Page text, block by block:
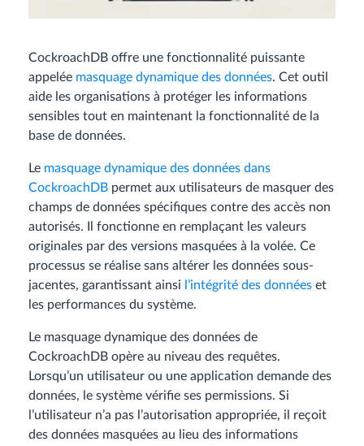
CockroachDB offre une fonctionnalité puissante
appelée masquage dynamique des données. Cet outil
aide les organisations à protéger les informations
sensibles tout en maintenant la fonctionnalité de la
base de données.
Le masquage dynamique des données dans
CockroachDB permet aux utilisateurs de masquer des
champs de données spécifiques contre des accès non
autorisés. Il fonctionne en remplaçant les valeurs
originales par des versions masquées à la volée. Ce
processus se réalise sans altérer les données sous-
jacentes, garantissant ainsi
l’intégrité des données et
les performances du système.
Le masquage dynamique des données de
CockroachDB opère au niveau des requêtes.
Lorsqu’un utilisateur ou une application demande des
données, le système vérifie ses permissions. Si
l’utilisateur n’a pas l’autorisation appropriée, il reçoit
des données masquées au lieu des informations